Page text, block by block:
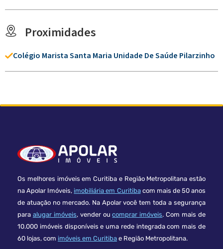
Proximidades
Colégio Marista Santa Maria Unidade De Saúde Pilarzinho
Os melhores imóveis em Curitiba e Região Metropolitana estão
na Apolar Imóveis, imobiliária em Curitibacom mais de 50 anos
de atuação no mercado. Na Apolar você tem toda a segurança
para alugar imóveis, vender oucomprar imóveis. Com mais de
10.000 imóveis disponíveis e uma rede integrada com mais de
60 lojas, com imóveis em Curitiba e Região Metropolitana.